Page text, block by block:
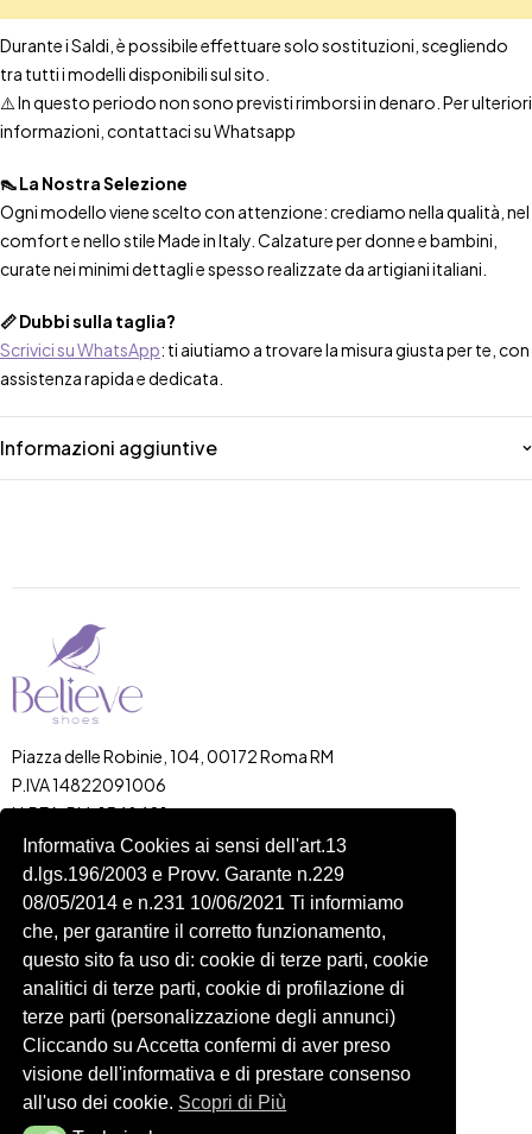
Informativa Cookies ai sensi dell'art.13
d.lgs.196/2003 e Provv. Garante n.229
08/05/2014 e n.231 10/06/2021 Ti informiamo
che, per garantire il corretto funzionamento,
questo sito fa uso di: cookie di terze parti, cookie
analitici di terze parti, cookie di profilazione di
terze parti (personalizzazione degli annunci)
Cliccando su Accetta confermi di aver preso
visione dell'informativa e di prestare consenso
all'uso dei cookie. Scopri di Più
Durante i Saldi, è possibile effettuare solo sostituzioni, scegliendo
tra tutti i modelli disponibili sul sito.
⚠️ In questo periodo non sono previsti rimborsi in denaro. Per ulteriori
informazioni, contattaci su Whatsapp
👠 La Nostra Selezione
Ogni modello viene scelto con attenzione: crediamo nella qualità, nel
comfort e nello stile Made in Italy. Calzature per donne e bambini,
curate nei minimi dettagli e spesso realizzate da artigiani italiani.
📏 Dubbi sulla taglia?
Scrivici su WhatsApp: ti aiutiamo a trovare la misura giusta per te, con
assistenza rapida e dedicata.
Informazioni aggiuntive
Piazza delle Robinie, 104, 00172 Roma RM
P.IVA 14822091006
N.REA: RM-1548401
C.SOCIALE: €10,00
334 918 4321
Shop
Shop
Donna
Bambini
Accessori
Account
Carrello
Profilo
Ordini
Wishlist
Spedizioni e Resi